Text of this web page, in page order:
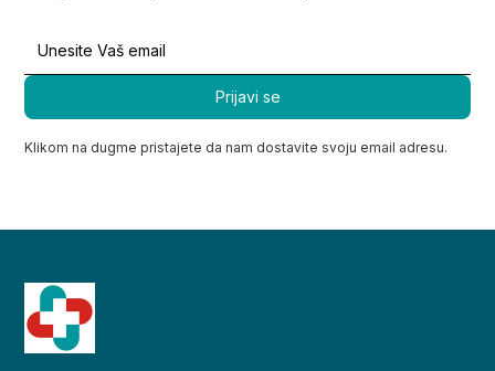
Klikom na dugme pristajete da nam dostavite svoju email adresu.